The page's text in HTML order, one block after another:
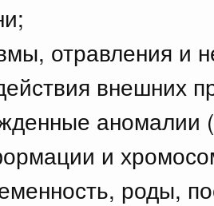
отравления и
внешних
аномалии
и
роды,